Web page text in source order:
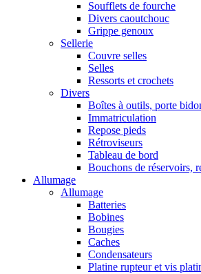
Soufflets de fourche
Divers caoutchouc
Grippe genoux
Sellerie
Couvre selles
Selles
Ressorts et crochets
Divers
Boîtes à outils, porte
Immatriculation
Repose pieds
Rétroviseurs
Tableau de bord
Bouchons de réservoirs,
Allumage
Allumage
Batteries
Bobines
Bougies
Caches
Condensateurs
Platine rupteur et vis